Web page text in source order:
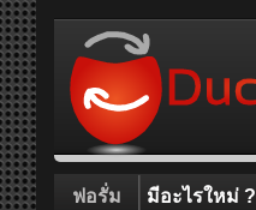
ฟอรั่ม มีอะไรใหม่ ?